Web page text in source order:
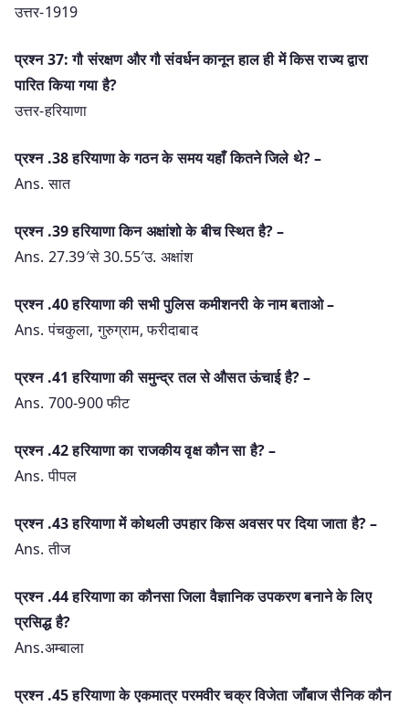
उत्तर-1919
प्रश्न 37: गौ संरक्षण और गौ संवर्धन कानून हाल ही में किस राज्य द्वारा
पारित किया गया है?
उत्तर-हरियाणा
प्रश्‍न .38 हरियाणा के गठन के समय यहाँ कितने जिले थे? –
Ans. सात
प्रश्‍न .39 हरियाणा किन अक्षांशो के बीच स्थित है? –
Ans. 27.39′से 30.55′उ. अक्षांश
प्रश्‍न .40 हरियाणा की सभी पुलिस कमीशनरी के नाम बताओ –
Ans. पंचकुला, गुरुग्राम, फरीदाबाद
प्रश्‍न .41 हरियाणा की समुन्द्र तल से औसत ऊंचाई है? –
Ans. 700-900 फीट
प्रश्‍न .42 हरियाणा का राजकीय वृक्ष कौन सा है? –
Ans. पीपल
प्रश्‍न .43 हरियाणा में कोथली उपहार किस अवसर पर दिया जाता है? –
Ans. तीज
प्रश्‍न .44 हरियाणा का कौनसा जिला वैज्ञानिक उपकरण बनाने के लिए
प्रसिद्ध है?
Ans.अम्बाला
प्रश्‍न .45 हरियाणा के एकमात्र परमवीर चक्र विजेता जाँबाज सैनिक कौन